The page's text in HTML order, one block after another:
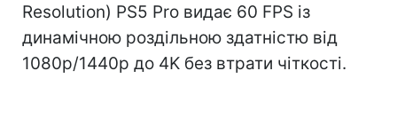
Resolution) PS5 Pro видає 60 FPS із
динамічною роздільною здатністю від
1080p/1440p до 4K без втрати чіткості.